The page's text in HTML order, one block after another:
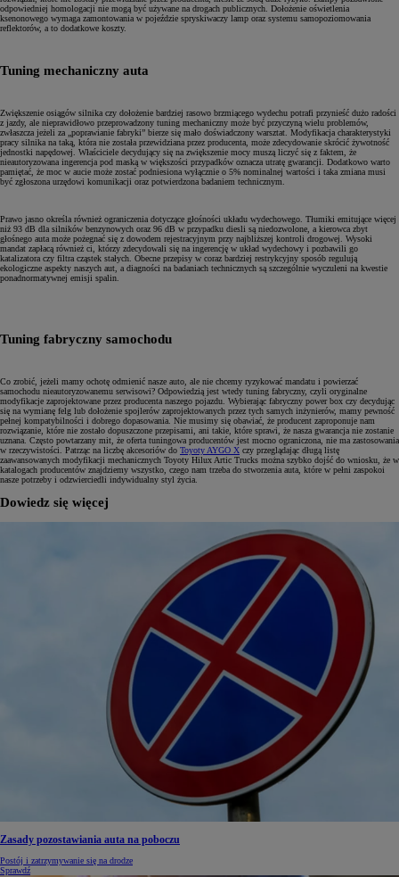
odpowiedniej homologacji nie mogą być używane na drogach publicznych. Dołożenie oświetlenia
ksenonowego wymaga zamontowania w pojeździe spryskiwaczy lamp oraz systemu samopoziomowania
reflektorów, a to dodatkowe koszty.
Tuning mechaniczny auta
Zwiększenie osiągów silnika czy dołożenie bardziej rasowo brzmiącego wydechu potrafi przynieść dużo radości
z jazdy, ale nieprawidłowo przeprowadzony tuning mechaniczny może być przyczyną wielu problemów,
zwłaszcza jeżeli za „poprawianie fabryki” bierze się mało doświadczony warsztat. Modyfikacja charakterystyki
pracy silnika na taką, która nie została przewidziana przez producenta, może zdecydowanie skrócić żywotność
jednostki napędowej. Właściciele decydujący się na zwiększenie mocy muszą liczyć się z faktem, że
nieautoryzowana ingerencja pod maską w większości przypadków oznacza utratę gwarancji. Dodatkowo warto
pamiętać, że moc w aucie może zostać podniesiona wyłącznie o 5% nominalnej wartości i taka zmiana musi
być zgłoszona urzędowi komunikacji oraz potwierdzona badaniem technicznym.
Prawo jasno określa również ograniczenia dotyczące głośności układu wydechowego. Tłumiki emitujące więcej
niż 93 dB dla silników benzynowych oraz 96 dB w przypadku diesli są niedozwolone, a kierowca zbyt
głośnego auta może pożegnać się z dowodem rejestracyjnym przy najbliższej kontroli drogowej. Wysoki
mandat zapłacą również ci, którzy zdecydowali się na ingerencję w układ wydechowy i pozbawili go
katalizatora czy filtra cząstek stałych. Obecne przepisy w coraz bardziej restrykcyjny sposób regulują
ekologiczne aspekty naszych aut, a diagności na badaniach technicznych są szczególnie wyczuleni na kwestie
ponadnormatywnej emisji spalin.
Tuning fabryczny samochodu
Co zrobić, jeżeli mamy ochotę odmienić nasze auto, ale nie chcemy ryzykować mandatu i powierzać
samochodu nieautoryzowanemu serwisowi? Odpowiedzią jest wtedy tuning fabryczny, czyli oryginalne
modyfikacje zaprojektowane przez producenta naszego pojazdu. Wybierając fabryczny power box czy decydując
się na wymianę felg lub dołożenie spojlerów zaprojektowanych przez tych samych inżynierów, mamy pewność
pełnej kompatybilności i dobrego dopasowania. Nie musimy się obawiać, że producent zaproponuje nam
rozwiązanie, które nie zostało dopuszczone przepisami, ani takie, które sprawi, że nasza gwarancja nie zostanie
uznana. Często powtarzany mit, że oferta tuningowa producentów jest mocno ograniczona, nie ma zastosowania
w rzeczywistości. Patrząc na liczbę akcesoriów do Toyoty AYGO X czy przeglądając długą listę
zaawansowanych modyfikacji mechanicznych Toyoty Hilux Artic Trucks można szybko dojść do wniosku, że w
katalogach producentów znajdziemy wszystko, czego nam trzeba do stworzenia auta, które w pełni zaspokoi
nasze potrzeby i odzwierciedli indywidualny styl życia.
Dowiedz się więcej
Zasady pozostawiania auta na poboczu
Postój i zatrzymywanie się na drodze
Sprawdź